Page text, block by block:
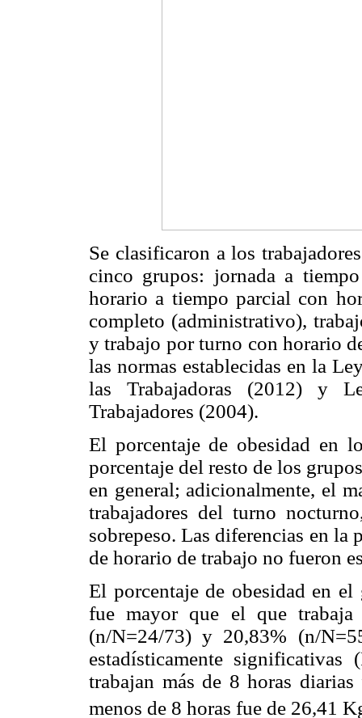
Se clasificaron a los
cinco grupos: jornada a
horario a tiempo parcial con
completo (administrativo),
y trabajo por turno con horario
las normas establecidas en la
las Trabajadoras (2012) y
Trabajadores (2004).
El porcentaje de obesidad en
porcentaje del resto de los
en general; adicionalmente, el
trabajadores del turno
sobrepeso. Las diferencias en la
de horario de trabajo no fueron
El porcentaje de obesidad en
fue mayor que el que
(n/N=24/73) y 20,83% (n/
estadísticamente
trabajan más de 8 horas
menos de 8 horas fue de 26,41